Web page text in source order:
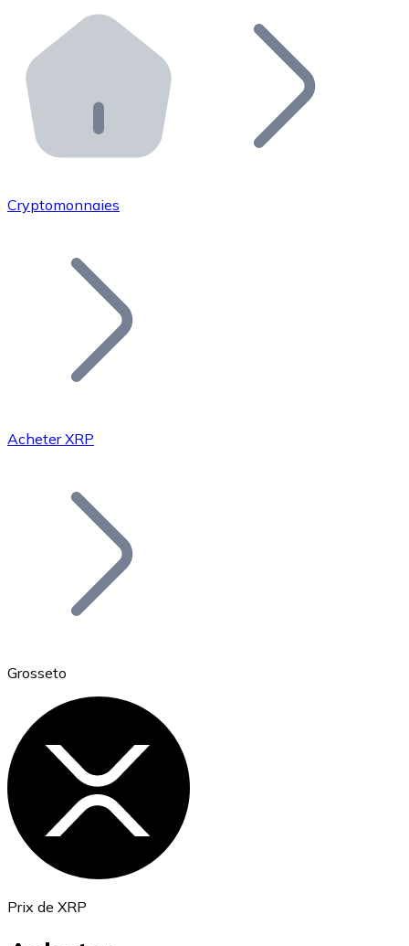
Distributeurs automatiques Bitnovo
Intégrez un ATM Bitnovo dans votre entreprise et
API Bitnovo
Intégrez notre API dans votre écosystème.
Rejoignez notre réseau de distributeurs et
Ajoutez le token de votre projet à notre service
Bitcoin
Ethereum
Cryptomonnaies
Acheter XRP
Grosseto
Prix de XRP